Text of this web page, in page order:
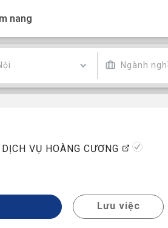
nang
Ngành
VỤ HOÀNG CƯƠNG
Lưu việc